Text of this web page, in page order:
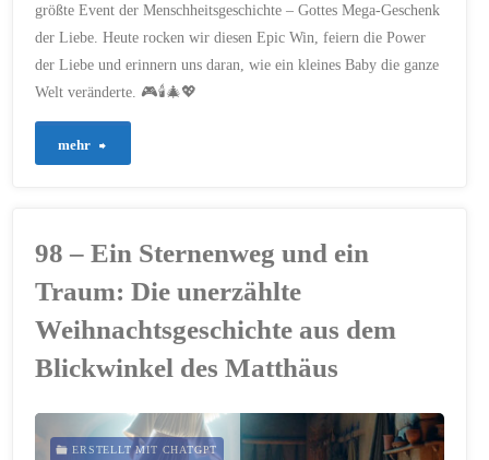
WEIHNACHTSGESCHICHTE
/ WEIHNACHTSWUNDER
24. DEZEMBER 2023
größte Event der Menschheitsgeschichte – Gottes Mega-Geschenk
der Liebe. Heute rocken wir diesen Epic Win, feiern die Power
der Liebe und erinnern uns daran, wie ein kleines Baby die ganze
Welt veränderte. 🎮🕯️🎄💖
mehr
Advents-
Feiert
98 – Ein Sternenweg und ein
Traum: Die unerzählte
Weihnachtsgeschichte aus dem
Blickwinkel des Matthäus
ERSTELLT MIT CHATGPT